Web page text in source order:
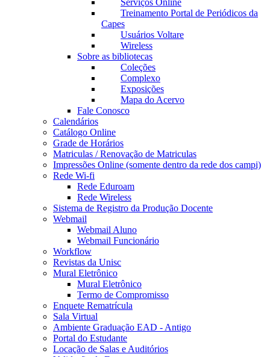
Serviços Online
Treinamento Portal de Periódicos da
Capes
Usuários Voltare
Wireless
Sobre as bibliotecas
Coleções
Complexo
Exposições
Mapa do Acervo
Fale Conosco
Calendários
Catálogo Online
Grade de Horários
Matriculas / Renovação de Matriculas
Impressões Online (somente dentro da rede dos campi)
Rede Wi-fi
Rede Eduroam
Rede Wireless
Sistema de Registro da Produção Docente
Webmail
Webmail Aluno
Webmail Funcionário
Workflow
Revistas da Unisc
Mural Eletrônico
Mural Eletrônico
Termo de Compromisso
Enquete Rematrícula
Sala Virtual
Ambiente Graduação EAD - Antigo
Portal do Estudante
Locação de Salas e Auditórios